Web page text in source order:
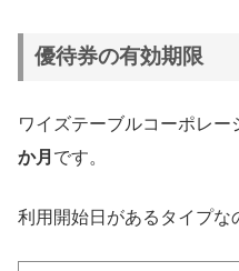
優待券の有効期限
ワイズテーブルコーポレ
か月 です。
利用開始日があるタイプな